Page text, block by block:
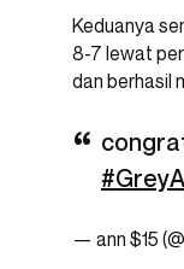
Keduanya
8-7 lewat
dan berhasil
— ann $15